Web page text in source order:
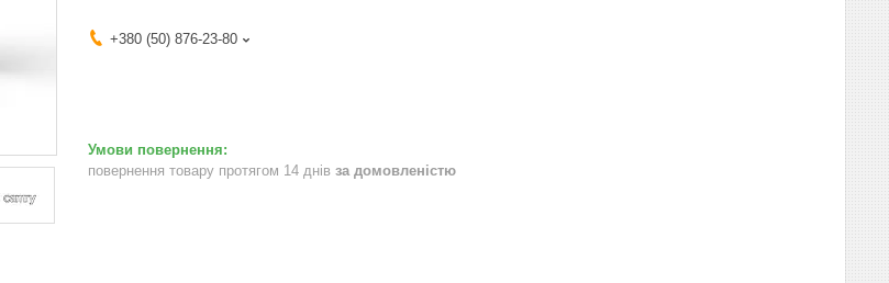
+380 (50) 876-23-80
повернення товару протягом 14 днів за домовленістю